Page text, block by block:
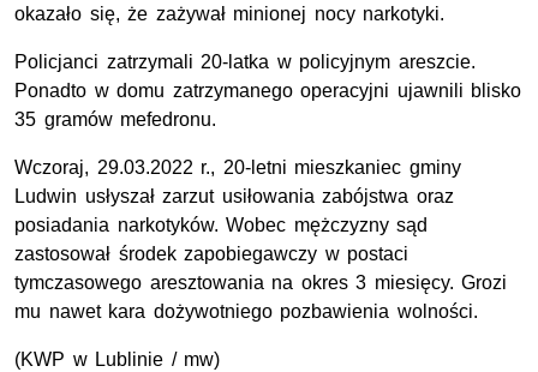
okazało się, że zażywał minionej nocy narkotyki.
Policjanci zatrzymali 20-latka w policyjnym areszcie.
Ponadto w domu zatrzymanego operacyjni ujawnili blisko
35 gramów mefedronu.
Wczoraj, 29.03.2022 r., 20-letni mieszkaniec gminy
Ludwin usłyszał zarzut usiłowania zabójstwa oraz
posiadania narkotyków. Wobec mężczyzny sąd
zastosował środek zapobiegawczy w postaci
tymczasowego aresztowania na okres 3 miesięcy. Grozi
mu nawet kara dożywotniego pozbawienia wolności.
(KWP w Lublinie / mw)